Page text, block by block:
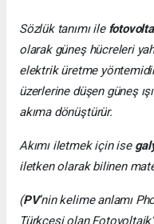
Sözlük tanımı ile
olarak güneş hücreleri
elektrik üretme
üzerlerine düşen güneş
akıma dönüştürür.
Akımı iletmek için ise
iletken olarak bilinen
(PV’nin kelime anlamı
Türkçesi olan